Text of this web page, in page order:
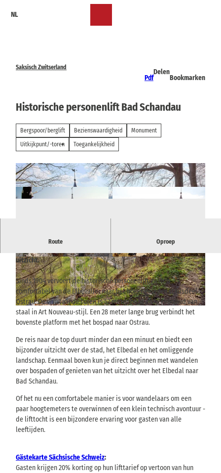
NL
Saksisch Zwitserland
Pdf
Delen
Bookmarken
Historische personenlift Bad Schandau
Bergspoor/berglift Bezienswaardigheid
Monument
Uitkijkpunt/-toren
Toegankelijkheid
© viawww.saechsische-schweiz.de, Hans Fineart |CC-BY-SA
© viawww.saechsische-schweiz.de, BSKT |
CC-BY-SA
© viawww.saechsische-schweiz.de, Achim Meu
rer |CC-BY-SA
Route Oproep
Historische personenlift naar Ostrau, een bovengelegen
uitzicht.
Sinds 1904 vervoert de historische personenlift gasten
comfortabel van de Elbevallei naar het hoger gelegen stadsdeel
Ostrau. De vrijstaande toren is 52 meter hoog en is gebouwd van
staal in Art Nouveau-stijl. Een 28 meter lange brug verbindt het
bovenste platform met het bospad naar Ostrau.
De reis naar de top duurt minder dan een minuut en biedt een
bijzonder uitzicht over de stad, het Elbedal en het omliggende
landschap. Eenmaal boven kun je direct beginnen met wandelen
over bospaden of genieten van het uitzicht over het Elbedal naar
Bad Schandau.
Of het nu een comfortabele manier is voor wandelaars om een
paar hoogtemeters te overwinnen of een klein technisch avontuur -
de lifttocht is een bijzondere ervaring voor gasten van alle
leeftijden.
Gästekarte Sächsische Schweiz:
Gasten krijgen 20% korting op hun lifttarief op vertoon van hun